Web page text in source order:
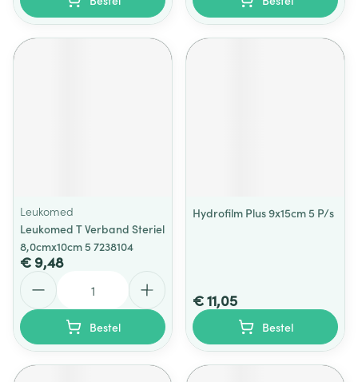
Leukomed
Leukomed T Verband Steriel
8,0cmx10cm 5 7238104
€ 9,48
Bestel
Hydrofilm Plus 9x15cm 5 P/s
€ 11,05
Bestel